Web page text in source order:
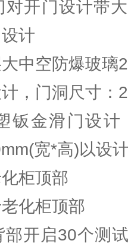
对开门设计带
计
中空防爆玻璃
计，门洞尺寸
钣金滑门设
宽*高)以设
柜顶部
老化柜顶部
部开启30个测